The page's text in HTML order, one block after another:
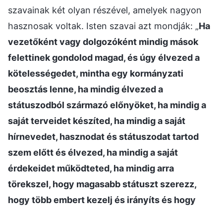
szavainak két olyan részével, amelyek nagyon
hasznosak voltak. Isten szavai azt mondják: „Ha
vezetőként vagy dolgozóként mindig mások
felettinek gondolod magad, és úgy élvezed a
kötelességedet, mintha egy kormányzati
beosztás lenne, ha mindig élvezed a
státuszodból származó előnyöket, ha mindig a
saját terveidet készíted, ha mindig a saját
hírnevedet, hasznodat és státuszodat tartod
szem előtt és élvezed, ha mindig a saját
érdekeidet működteted, ha mindig arra
törekszel, hogy magasabb státuszt szerezz,
hogy több embert kezelj és irányíts és hogy